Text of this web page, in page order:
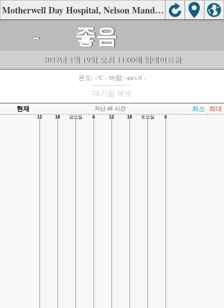
Motherwell Day Hospital, Nelson Mandela Bay Metro의 대기질.
- 좋음
2022년 2월 19일 오전 11:00에 업데이트됨
온도: -°C - 바람: -m/s 0 -
대기질 예보
현재 지난 48 시간 최소 최대